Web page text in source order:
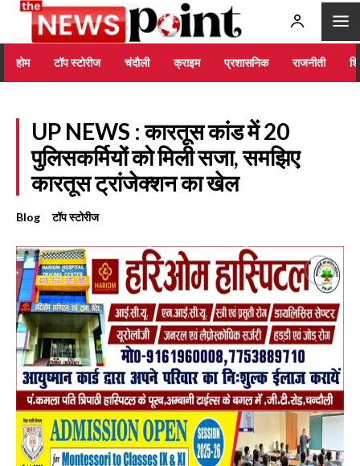
होम टॉप स्टोरीज चंदौली क्राइम प्रशासनिक राजनीती
UP NEWS : कारतूस कांड में 20
पुलिसकर्मियों को मिली सजा, समझिए
कारतूस ट्रांजेक्शन का खेल
Blog टॉप स्टोरीज